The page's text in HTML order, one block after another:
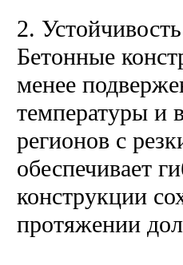
2.
Бетонные
менее
температуры и
регионов с
обеспечивает
конструкции
протяжении